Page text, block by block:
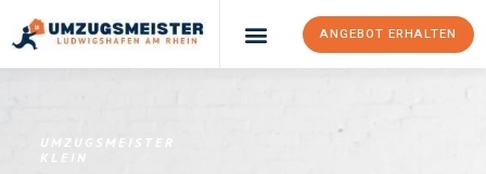
ANGEBOT ERHALTEN
UMZUGSMEISTER
KLEIN